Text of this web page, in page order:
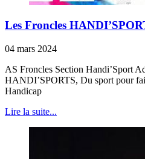
Les Froncles
04 mars 2024
AS Froncles Section Handi’Sport
HANDI’SPORTS, Du sport pour
Handicap
Lire la suite...